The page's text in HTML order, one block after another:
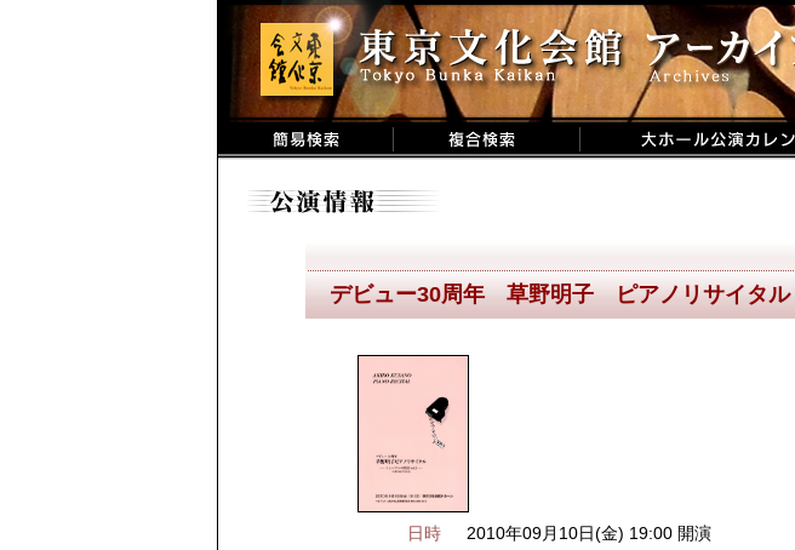
デビュー30周年 草野明子 ピアノリサイタ
日時
2010年09月10日(金) 19:00 開演